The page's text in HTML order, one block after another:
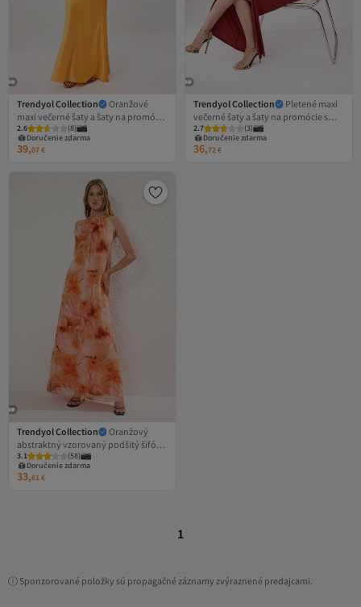
Trendyol Collection
Oranžové
maxi večerné šaty a šaty na promócie
s ohlávkovým výstrihom a áčkovým
strihom TPRSS26AE00013
2.6 (8)
Doručenie zdarma
39,07€
Trendyol Collection
Pletené maxi
večerné šaty a šaty na promócie s
detailmi z doplnkov s plochým
strihom a detailmi z materiálu Sandy
2.7 (3)
Doručenie zdarma
36,72€
Trendyol Collection
Oranžový
abstraktný vzorovaný podšitý šifón
tkaný dlhé elegantné večerné šaty na
večer promócie TPRSS25AE00126
3.1 (58)
Doručenie zdarma
33,61€
1
Sponzorované položky sú propagačné záznamy zvýraznené predajcami.